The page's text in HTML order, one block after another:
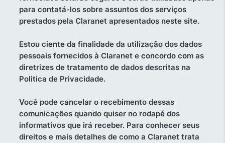
para contatá-los sobre assuntos dos serviços
prestados pela Claranet apresentados neste site.
Estou ciente da finalidade da utilização dos dados
pessoais fornecidos à Claranet e concordo com as
diretrizes de tratamento de dados descritas na
Politica de Privacidade.
Você pode cancelar o recebimento dessas
comunicações quando quiser no rodapé dos
informativos que irá receber. Para conhecer seus
direitos e mais detalhes de como a Claranet trata